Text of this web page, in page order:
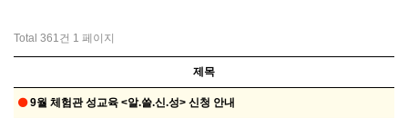
Total 361건 1 페이지
제목
9월 체험관 성교육 <알.쓸.신.성> 신청 안내